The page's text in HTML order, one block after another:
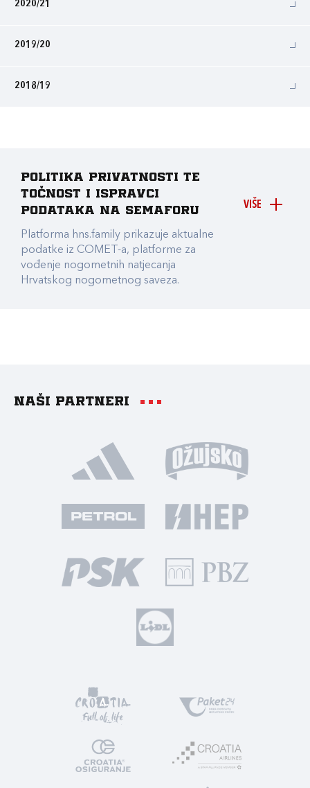
2020/21
2019/20
2018/19
VIŠE
Politika privatnosti te
točnost i ispravci
podataka na Semaforu
Platforma hns.family prikazuje aktualne
podatke iz COMET-a, platforme za
vođenje nogometnih natjecanja
Hrvatskog nogometnog saveza.
Naši partneri